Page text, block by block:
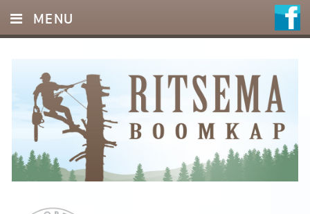
MENU
DIENSTEN
FOTO’S
REFERENTIES
OFFERTE
CONTACT